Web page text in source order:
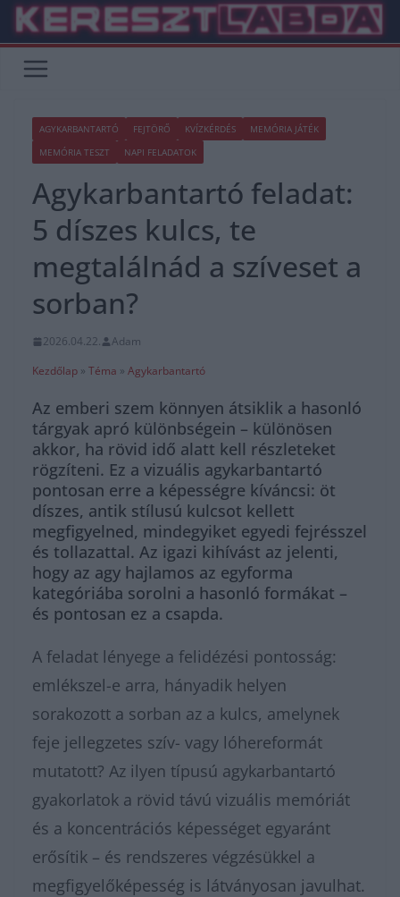
Skip
content
AGYKARBANTARTÓ FEJTÖRŐ KVÍZKÉRDÉS
MEMÓRIA JÁTÉK
MEMÓRIA TESZT
NAPI FELADATOK
Agykarbantartó feladat:
5 díszes kulcs, te
megtalálnád a szíveset a
sorban?
2026.04.22.
Adam
Kezdőlap » Téma » Agykarbantartó
Az emberi szem könnyen átsiklik a hasonló
tárgyak apró különbségein – különösen
akkor, ha rövid idő alatt kell részleteket
rögzíteni. Ez a vizuális agykarbantartó
pontosan erre a képességre kíváncsi: öt
díszes, antik stílusú kulcsot kellett
megfigyelned, mindegyiket egyedi fejrésszel
és tollazattal. Az igazi kihívást az jelenti,
hogy az agy hajlamos az egyforma
kategóriába sorolni a hasonló formákat –
és pontosan ez a csapda.
A feladat lényege a felidézési pontosság:
emlékszel-e arra, hányadik helyen
sorakozott a sorban az a kulcs, amelynek
feje jellegzetes szív- vagy lóhereformát
mutatott? Az ilyen típusú agykarbantartó
gyakorlatok a rövid távú vizuális memóriát
és a koncentrációs képességet egyaránt
erősítik – és rendszeres végzésükkel a
megfigyelőképesség is látványosan javulhat.